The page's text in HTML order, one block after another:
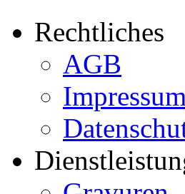
Rechtliches
AGB
Impressum